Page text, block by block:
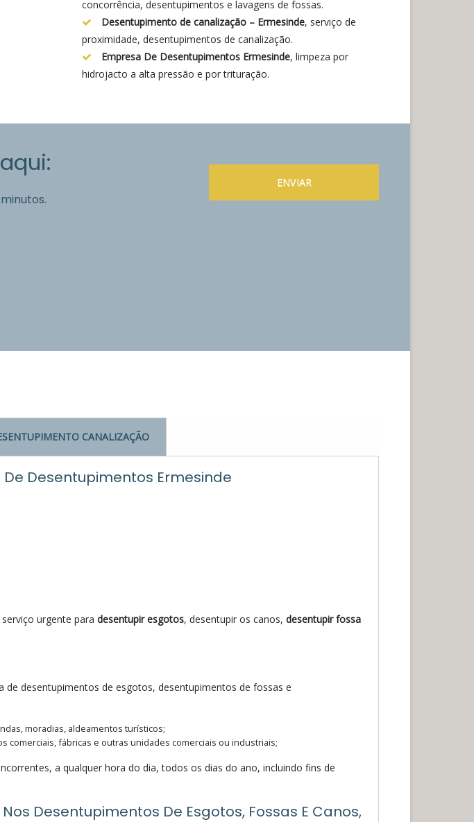
concorrência, desentupimentos e lavagens de fossas.
Desentupimento de canalização – Ermesinde, serviço de
proximidade, desentupimentos de canalização.
Empresa De Desentupimentos Ermesinde, limpeza por
hidrojacto a alta pressão e por trituração.
CANALIZAÇÃO
Desentupimentos Ermesinde
urgente para desentupir esgotos, desentupir os canos, desentupir fossa
de desentupimentos de esgotos, desentupimentos de fossas e
moradias, aldeamentos turísticos;
comerciais, fábricas e outras unidades comerciais ou industriais;
a qualquer hora do dia, todos os dias do ano, incluindo fins de
Desentupimentos De Esgotos, Fossas E Canos,